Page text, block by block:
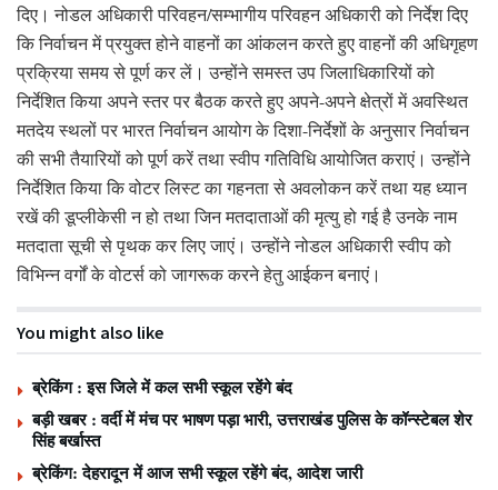
दिए। नोडल अधिकारी परिवहन/सम्भागीय परिवहन अधिकारी को निर्देश दिए
कि निर्वाचन में प्रयुक्त होने वाहनों का आंकलन करते हुए वाहनों की अधिगृहण
प्रक्रिया समय से पूर्ण कर लें। उन्होंने समस्त उप जिलाधिकारियों को
निर्देशित किया अपने स्तर पर बैठक करते हुए अपने-अपने क्षेत्रों में अवस्थित
मतदेय स्थलों पर भारत निर्वाचन आयोग के दिशा-निर्देशों के अनुसार निर्वाचन
की सभी तैयारियों को पूर्ण करें तथा स्वीप गतिविधि आयोजित कराएं। उन्होंने
निर्देशित किया कि वोटर लिस्ट का गहनता से अवलोकन करें तथा यह ध्यान
रखें की डूप्लीकेसी न हो तथा जिन मतदाताओं की मृत्यु हो गई है उनके नाम
मतदाता सूची से पृथक कर लिए जाएं। उन्होंने नोडल अधिकारी स्वीप को
विभिन्न वर्गों के वोटर्स को जागरूक करने हेतु आईकन बनाएं।
You might also like
ब्रेकिंग : इस जिले में कल सभी स्कूल रहेंगे बंद
बड़ी खबर : वर्दी में मंच पर भाषण पड़ा भारी, उत्तराखंड पुलिस के कॉन्स्टेबल शेर
सिंह बर्खास्त
ब्रेकिंग: देहरादून में आज सभी स्कूल रहेंगे बंद, आदेश जारी